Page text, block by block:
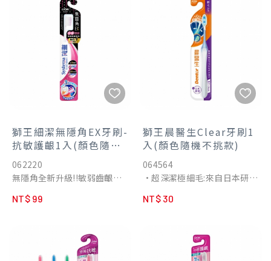
淨白閃耀的美齒力！
•雙核心亮白擦: 雙層結構貼
合齒面拋光去漬，提升齒面光
•螺旋淨柔細毛: 極細深入齒
縫牙齦溝，纖柔舒適不刺激，
極致潔淨同時呵護齒齦
白齒面同時纖柔護齦
•日本先進技術3.0mm超薄
刷頭，更深入清潔智齒區之難
刷窄位
•彈力纖長刷頸: 更易直達全
口並減緩刷牙力道
•防滑軟膠刷柄設計
獅王細潔無隱角EX牙刷-
抗敏護齦1入(顏色隨機
不挑款)
062220
無隱角全新升級!!敏弱齒齦專
・3段舒齦技術 呵護敏弱齒齦
徹底潔淨敏感部位。
・中、外層:中長外短2段式極
細毛，更能貼合齒齦，呵護敏
NT$ 99
獅王晨醫生Clear牙刷1
入(顏色隨機不挑款)
064564
•超深潔極細毛:來自日本研發
潔較普通刷毛更為舒適。
•舒適潔舌軟膠 : 嚴選優質軟
膠，舒適潔淨舌苔，幫助與防
NT$ 30